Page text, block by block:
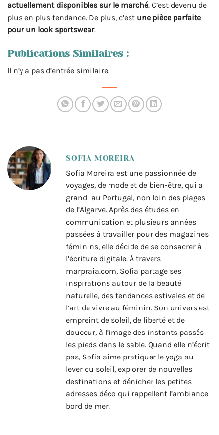
actuellement disponibles sur le marché. C’est devenu de
plus en plus tendance. De plus, c’est une pièce parfaite
pour un look sportswear.
Publications Similaires :
Il n’y a pas d’entrée similaire.
SOFIA MOREIRA
Sofia Moreira est une passionnée de
voyages, de mode et de bien-être, qui a
grandi au Portugal, non loin des plages
de l’Algarve. Après des études en
communication et plusieurs années
passées à travailler pour des magazines
féminins, elle décide de se consacrer à
l’écriture digitale. À travers
marpraia.com, Sofia partage ses
inspirations autour de la beauté
naturelle, des tendances estivales et de
l’art de vivre au féminin. Son univers est
empreint de soleil, de liberté et de
douceur, à l’image des instants passés
les pieds dans le sable. Quand elle n’écrit
pas, Sofia aime pratiquer le yoga au
lever du soleil, explorer de nouvelles
destinations et dénicher les petites
adresses déco qui rappellent l’ambiance
bord de mer.